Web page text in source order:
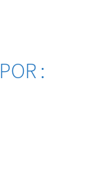
: